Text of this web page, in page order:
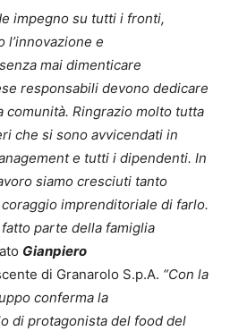
impegno su tutti i fronti,
l’innovazione e
mai dimenticare
responsabili devono dedicare
Ringrazio molto tutta
che si sono avvicendati in
e tutti i dipendenti. In
siamo cresciuti tanto
imprenditoriale di farlo.
parte della famiglia
Gianpiero
di Granarolo S.p.A. “Con la
conferma la
di protagonista del food del